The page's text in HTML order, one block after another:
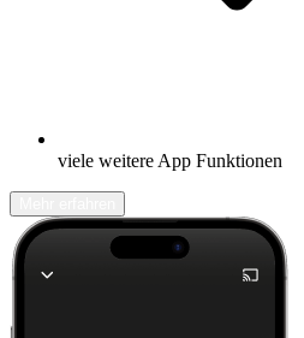
viele weitere App Funktionen